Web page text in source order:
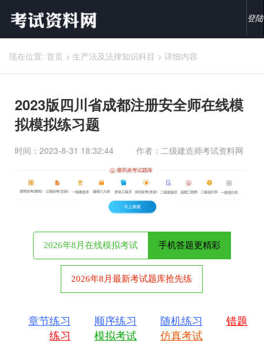
登陆
现在位置: 首页 > 生产法及法律知识科目 > 详细内容
2023版四川省成都注册安全师在线模
拟模拟练习题
时间：2023-8-31 18:32:44 作者：二级建造师考试资料网
2026年8月在线模拟考试 手机答题更精彩
2026年8月最新考试题库抢先练
章节练习 顺序练习 随机练习
错题
练习
模拟考试 仿真考试